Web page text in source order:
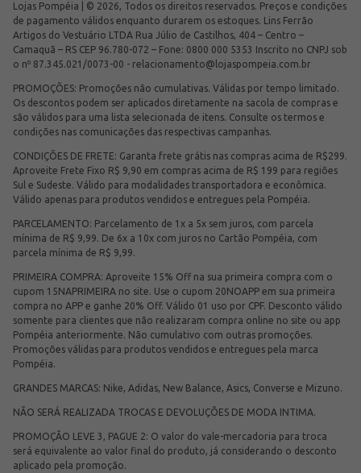
Lojas Pompéia | © 2026, Todos os direitos reservados. Preços e condições
de pagamento válidos enquanto durarem os estoques. Lins Ferrão
Artigos do Vestuário LTDA Rua Júlio de Castilhos, 404 – Centro –
Camaquã – RS CEP 96.780-072 – Fone: 0800 000 5353 Inscrito no CNPJ sob
o nº 87.345.021/0073-00 - relacionamento@lojaspompeia.com.br
PROMOÇÕES: Promoções não cumulativas. Válidas por tempo limitado.
Os descontos podem ser aplicados diretamente na sacola de compras e
são válidos para uma lista selecionada de itens. Consulte os termos e
condições nas comunicações das respectivas campanhas.
CONDIÇÕES DE FRETE: Garanta frete grátis nas compras acima de R$299.
Aproveite Frete Fixo R$ 9,90 em compras acima de R$ 199 para regiões
Sul e Sudeste. Válido para modalidades transportadora e econômica.
Válido apenas para produtos vendidos e entregues pela Pompéia.
PARCELAMENTO: Parcelamento de 1x a 5x sem juros, com parcela
mínima de R$ 9,99. De 6x a 10x com juros no Cartão Pompéia, com
parcela mínima de R$ 9,99.
PRIMEIRA COMPRA: Aproveite 15% Off na sua primeira compra com o
cupom 15NAPRIMEIRA no site. Use o cupom 20NOAPP em sua primeira
compra no APP e ganhe 20% Off. Válido 01 uso por CPF. Desconto válido
somente para clientes que não realizaram compra online no site ou app
Pompéia anteriormente. Não cumulativo com outras promoções.
Promoções válidas para produtos vendidos e entregues pela marca
Pompéia.
GRANDES MARCAS: Nike, Adidas, New Balance, Asics, Converse e Mizuno.
NÃO SERÁ REALIZADA TROCAS E DEVOLUÇÕES DE MODA INTIMA.
PROMOÇÃO LEVE 3, PAGUE 2: O valor do vale-mercadoria para troca
será equivalente ao valor final do produto, já considerando o desconto
aplicado pela promoção.